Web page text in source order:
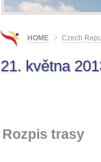
HOME Czech
21. května
Rozpis trasy